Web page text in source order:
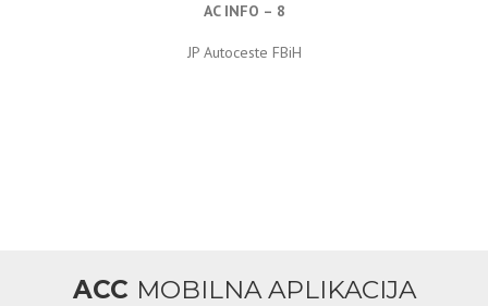
AC INFO – 8
JP Autoceste FBiH
ACC MOBILNA APLIKACIJA